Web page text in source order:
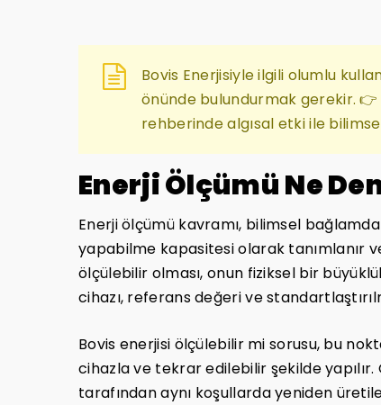
Bovis Enerjisiyle ilgili olumlu
önünde bulundurmak gerekir. 👉
rehberinde algısal etki ile
Enerji Ölçümü Ne
Enerji ölçümü kavramı, bilimsel
yapabilme kapasitesi olarak tanımlanır
ölçülebilir olması, onun fiziksel bir
cihazı, referans değeri ve
Bovis enerjisi ölçülebilir mi sorusu, bu
cihazla ve tekrar edilebilir şekilde
tarafından aynı koşullarda yeniden